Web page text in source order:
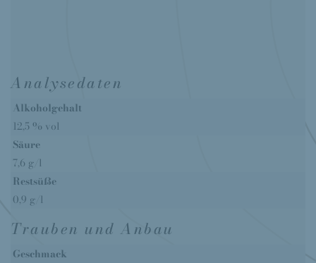
Analysedaten
Alkoholgehalt
12,5 % vol
Säure
7,6 g/l
Restsüße
0,9 g/l
Trauben und Anbau
Geschmack